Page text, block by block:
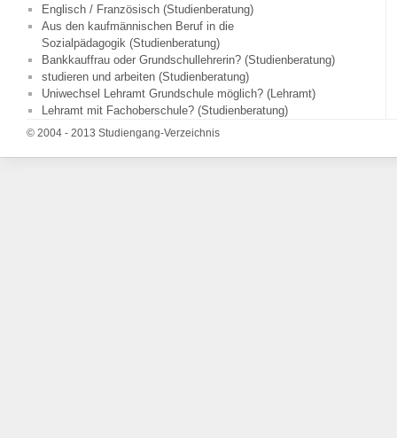
Englisch / Französisch (Studienberatung)
Aus den kaufmännischen Beruf in die
Sozialpädagogik (Studienberatung)
Bankkauffrau oder Grundschullehrerin? (Studienberatung)
studieren und arbeiten (Studienberatung)
Uniwechsel Lehramt Grundschule möglich? (Lehramt)
Lehramt mit Fachoberschule? (Studienberatung)
© 2004 - 2013 Studiengang-Verzeichnis